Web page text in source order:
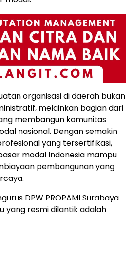
organisasi di daerah bukan
melainkan bagian dari
membangun komunitas
nasional. Dengan semakin
yang tersertifikasi,
modal Indonesia mampu
pembangunan yang
DPW PROPAMI Surabaya
yang resmi dilantik adalah